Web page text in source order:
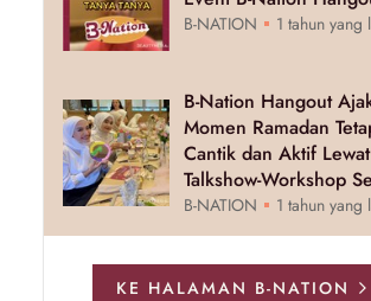
B-NATION 1 tahun yang
B-Nation Hangout
Momen Ramadan
Cantik dan Aktif Lewat
Talkshow-Workshop
B-NATION 1 tahun yang
KE HALAMAN B-NATION